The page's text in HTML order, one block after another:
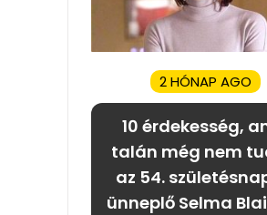
2 HÓNAP AGO
10 érdekesség,
talán még nem
az 54.
ünneplő Selma